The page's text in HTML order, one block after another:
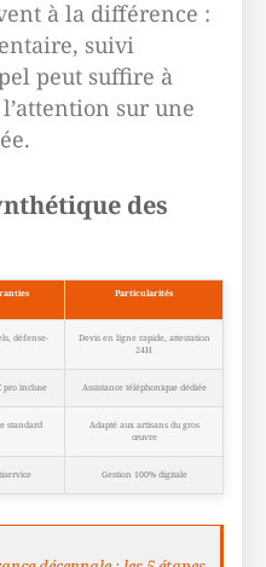
à la différence :
suivi
peut suffire à
sur une
des
Particularités
défense-
Devis en ligne rapide, attestation
24H
pro incluse Assistance téléphonique dédiée
standard
Adapté aux artisans du gros
œuvre
Gestion 100% digitale